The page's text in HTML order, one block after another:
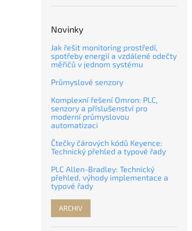
Novinky
Jak řešit monitoring prostředí,
spotřeby energií a vzdálené odečty
měřičů v jednom systému
Průmyslové senzory
Komplexní řešení Omron: PLC,
senzory a příslušenství pro
moderní průmyslovou
automatizaci
Čtečky čárových kódů Keyence:
Technický přehled a typové řady
PLC Allen-Bradley: Technický
přehled, výhody implementace a
typové řady
ARCHIV